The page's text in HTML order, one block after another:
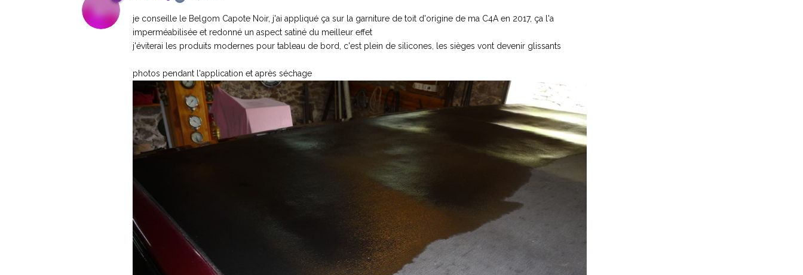
je conseille le Belgom Capote Noir, j'ai appliqué ça sur la garniture de toit d'origine de ma C4A en 2017, ça l'a
imperméabilisée et redonné un aspect satiné du meilleur effet
j'éviterai les produits modernes pour tableau de bord, c'est plein de silicones, les sièges vont devenir glissants
photos pendant l'application et après séchage